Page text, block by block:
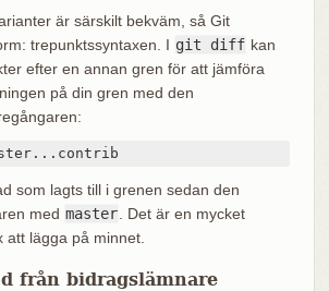
är särskilt bekväm, så Git
trepunktssyntaxen. I git diff kan
efter en annan gren för att jämföra
på din gren med den
som lagts till i grenen sedan den
med master . Det är en mycket
att lägga på minnet.
från bidragslämnare